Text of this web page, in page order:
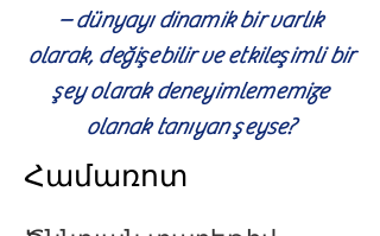
– dünyayı dinamik bir varlık
olarak, değişebilir ve etkileşimli bir
şey olarak deneyimlememize
olanak tanıyan şeyse?
Համառոտ